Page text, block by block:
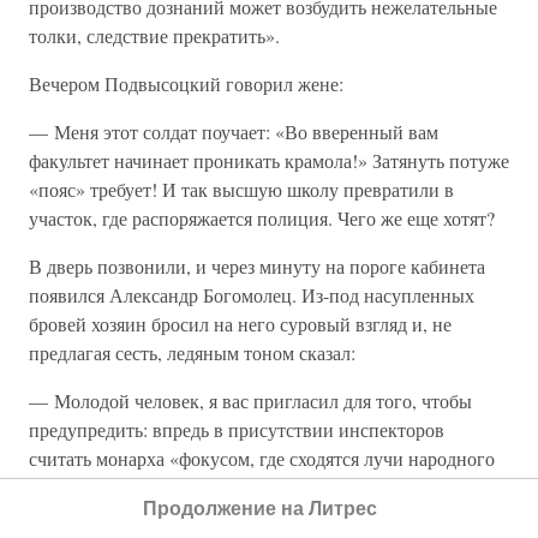
производство дознаний может возбудить нежелательные
толки, следствие прекратить».
Вечером Подвысоцкий говорил жене:
— Меня этот солдат поучает: «Во вверенный вам
факультет начинает проникать крамола!» Затянуть потуже
«пояс» требует! И так высшую школу превратили в
участок, где распоряжается полиция. Чего же еще хотят?
В дверь позвонили, и через минуту на пороге кабинета
появился Александр Богомолец. Из-под насупленных
бровей хозяин бросил на него суровый взгляд и, не
предлагая сесть, ледяным тоном сказал:
— Молодой человек, я вас пригласил для того, чтобы
предупредить: впредь в присутствии инспекторов
считать монарха «фокусом, где сходятся лучи народного
благоволения». Советую изредка почитывать
«Московские ведомости». Они «обожаемого»
Продолжение на Литрес